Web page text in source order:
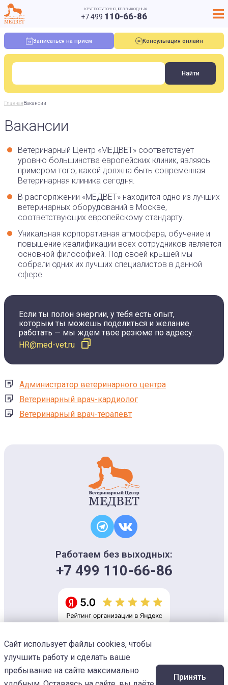
КРУГЛОСУТОЧНО, БЕЗ ВЫХОДНЫХ
+7 499 110-66-86
Записаться на прием Консультация онлайн
ГлавнаяВакансии
Вакансии
Ветеринарный Центр «МЕДВЕТ» соответствует
уровню большинства европейских клиник, являясь
примером того, какой должна быть современная
Ветеринарная клиника сегодня.
В распоряжении «МЕДВЕТ» находится одно из лучших
ветеринарных оборудований в Москве,
соответствующих европейскому стандарту.
Уникальная корпоративная атмосфера, обучение и
повышение квалификации всех сотрудников является
основной философией. Под своей крышей мы
собрали одних их лучших специалистов в данной
сфере.
Если ты полон энергии, у тебя есть опыт,
которым ты можешь поделиться и желание
работать — мы ждем твое резюме по адресу:
HR@med-vet.ru
Администратор ветеринарного центра
Ветеринарный врач-кардиолог
Ветеринарный врач-терапевт
Работаем без выходных:
+7 499 110-66-86
Информация на сайте носит ознакомительный характер и не является
офертой, не может использоваться для постановки диагноза и плана
лечения
Изображения предоставленыDesigned by Freepik
© 2026 Ветеринарный центр «МЕДВЕТ»
Сайт использует файлы cookies, чтобы
улучшить работу и сделать ваше
пребывание на сайте максимально
Принять